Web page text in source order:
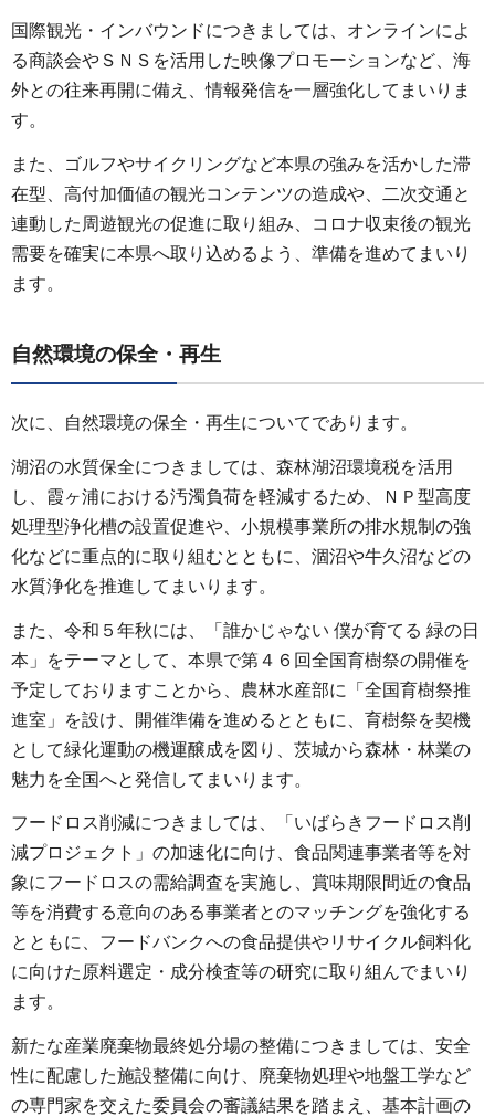
国際観光・インバウンドにつきましては、オンラインによ
る商談会やＳＮＳを活用した映像プロモーションなど、海
外との往来再開に備え、情報発信を一層強化してまいりま
す。
また、ゴルフやサイクリングなど本県の強みを活かした滞
在型、高付加価値の観光コンテンツの造成や、二次交通と
連動した周遊観光の促進に取り組み、コロナ収束後の観光
需要を確実に本県へ取り込めるよう、準備を進めてまいり
ます。
自然環境の保全・再生
次に、自然環境の保全・再生についてであります。
湖沼の水質保全につきましては、森林湖沼環境税を活用
し、霞ヶ浦における汚濁負荷を軽減するため、ＮＰ型高度
処理型浄化槽の設置促進や、小規模事業所の排水規制の強
化などに重点的に取り組むとともに、涸沼や牛久沼などの
水質浄化を推進してまいります。
また、令和５年秋には、「誰かじゃない 僕が育てる 緑の日
本」をテーマとして、本県で第４６回全国育樹祭の開催を
予定しておりますことから、農林水産部に「全国育樹祭推
進室」を設け、開催準備を進めるとともに、育樹祭を契機
として緑化運動の機運醸成を図り、茨城から森林・林業の
魅力を全国へと発信してまいります。
フードロス削減につきましては、「いばらきフードロス削
減プロジェクト」の加速化に向け、食品関連事業者等を対
象にフードロスの需給調査を実施し、賞味期限間近の食品
等を消費する意向のある事業者とのマッチングを強化する
とともに、フードバンクへの食品提供やリサイクル飼料化
に向けた原料選定・成分検査等の研究に取り組んでまいり
ます。
新たな産業廃棄物最終処分場の整備につきましては、安全
性に配慮した施設整備に向け、廃棄物処理や地盤工学など
の専門家を交えた委員会の審議結果を踏まえ、基本計画の